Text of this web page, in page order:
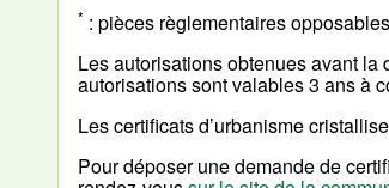
* : pièces règlementaires opposables
Les autorisations obtenues avant
autorisations sont valables 3 ans à
Les certificats d’urbanisme
Pour déposer une demande de